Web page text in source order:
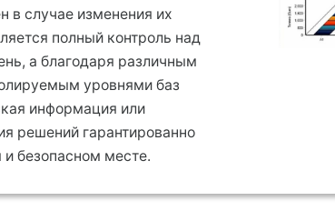
в случае изменения их
полный контроль над
а благодаря различным
уровнями баз
информация или
решений гарантированно
безопасном месте.